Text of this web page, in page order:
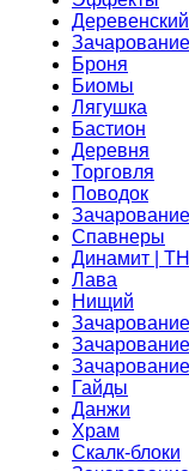
Броня
Биомы
Лягушка
Бастион
Деревня
Торговля
Поводок
Спавнеры
Динамит |
Лава
Нищий
Гайды
Данжи
Храм
Скалк-блоки